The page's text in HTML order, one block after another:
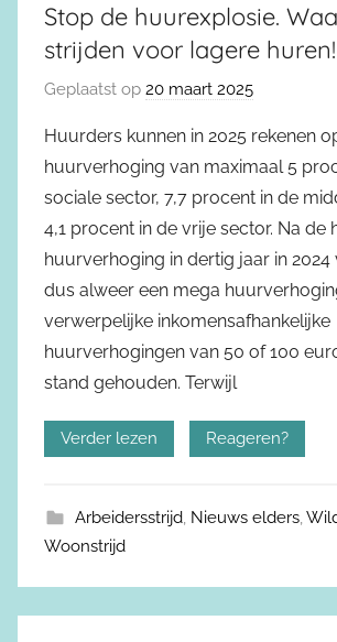
Stop de huurexplosie.
strijden voor lagere huren!
Geplaatst op 20 maart 2025
Huurders kunnen in 2025 rekenen
huurverhoging van maximaal 5
sociale sector, 7,7 procent in de
4,1 procent in de vrije sector. Na de
huurverhoging in dertig jaar in 2024
dus alweer een mega
verwerpelijke inkomensafhankelijke
huurverhogingen van 50 of 100
stand gehouden. Terwijl
Verder lezen Reageren?
Arbeidersstrijd, Nieuws elders,
Woonstrijd